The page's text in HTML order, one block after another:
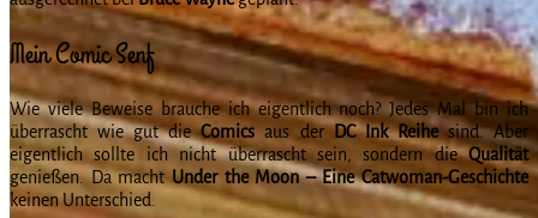
Mein Comic Senf
Wie viele Beweise brauche ich eigentlich noch? Jedes Mal bin ich
überrascht wie gut dieComicsaus derDC Ink Reihesind. Aber
eigentlich sollte ich nicht überrascht sein, sondern dieQualität
genießen. Da machtUnder the Moon – Eine Catwoman-Geschichte
keinen Unterschied.